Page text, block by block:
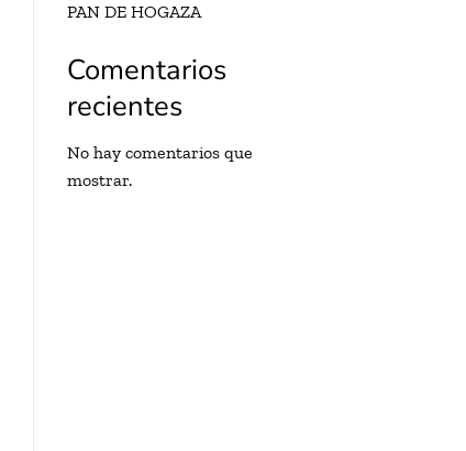
PAN DE HOGAZA
Comentarios
recientes
No hay comentarios que
mostrar.